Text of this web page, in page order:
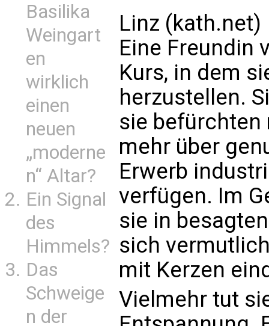
Basilika
Weingart
en
wirklich
einen
neuen
„moderne
n“ Altar?
Ein Signal
des
Himmels?
Das
Schweige
n der
Linz (kath.net)
Eine Freundin
Kurs, in dem
herzustellen.
sie
mehr über
Erwerb
verfügen. Im
sie in
sich
mit Kerzen
Vielmehr tut